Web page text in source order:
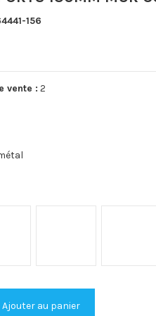
156
vente : 2
blanc
Ajouter au panier